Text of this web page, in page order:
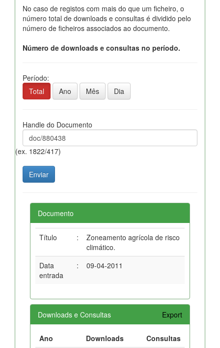
No caso de registos com mais do que um ficheiro, o
número total de downloads e consultas é dividido pelo
número de ficheiros associados ao documento.
Número de downloads e consultas no período.
Período:
Total
Ano Mês Dia
Handle do Documento
(ex. 1822/417)
Documento
Título :
Zoneamento agrícola de risco
climático.
Data
entrada
: 09-04-2011
Downloads e Consultas Export
Ano Downloads
Consultas